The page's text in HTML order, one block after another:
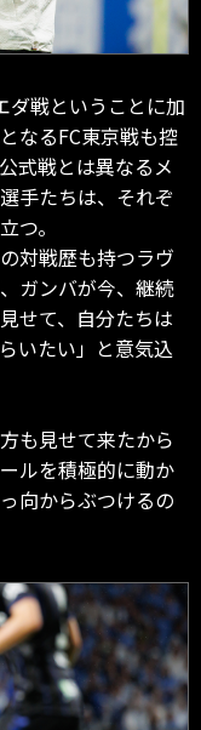
ダ戦ということに加
なるFC東京戦も控
式戦とは異なるメ
手たちは、それぞ
つ。
対戦歴も持つラヴ
ガンバが今、継続
せて、自分たちは
いたい」と意気込
も見せて来たから
ルを積極的に動か
向からぶつけるの